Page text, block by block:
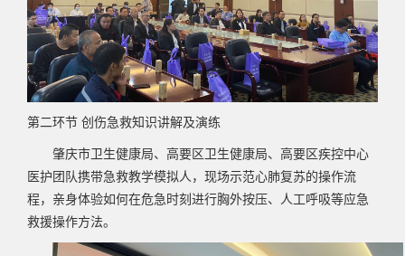
第二环节 创伤急救知识讲解及演练
肇庆市卫生健康局、高要区卫生健康局、高要区疾控中心
医护团队携带急救教学模拟人，现场示范心肺复苏的操作流
程，亲身体验如何在危急时刻进行胸外按压、人工呼吸等应急
救援操作方法。